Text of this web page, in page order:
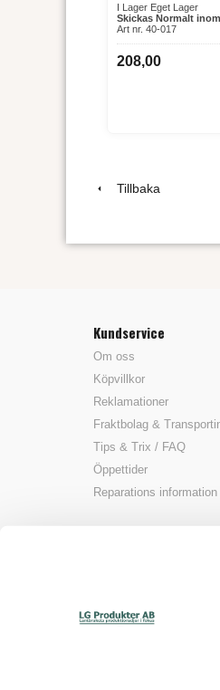
I Lager Eget Lager
Skickas Normalt
Art nr. 40-017
208,00
Tillbaka
Kundservice
Om oss
Köpvillkor
Reklamationer
Fraktbolag &
Tips & Trix / FAQ
Öppettider
Reparations information